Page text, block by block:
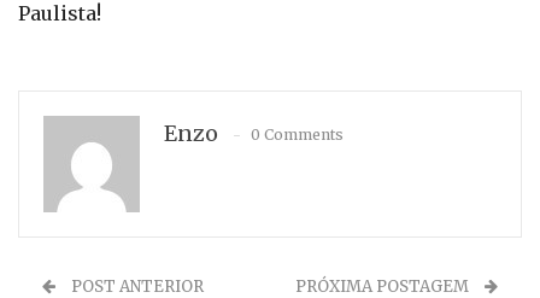
Paulista!
Enzo 0 Comments
POST ANTERIOR PRÓXIMA POSTAGEM